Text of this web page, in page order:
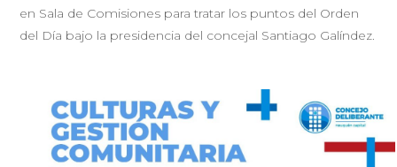
en Sala de Comisiones para tratar los puntos del Orden
del Día bajo la presidencia del concejal Santiago Galíndez.